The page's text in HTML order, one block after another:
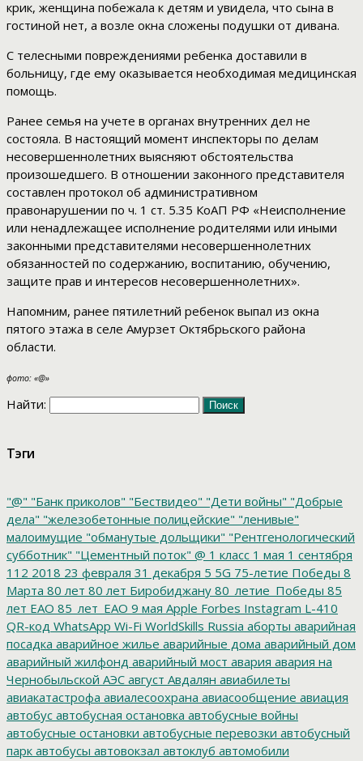
крик, женщина побежала к детям и увидела, что сына в
гостиной нет, а возле окна сложены подушки от дивана.
С телесными повреждениями ребенка доставили в
больницу, где ему оказывается необходимая медицинская
помощь.
Ранее семья на учете в органах внутренних дел не
состояла. В настоящий момент инспекторы по делам
несовершеннолетних выясняют обстоятельства
произошедшего. В отношении законного представителя
составлен протокол об административном
правонарушении по ч. 1 ст. 5.35 КоАП РФ «Неисполнение
или ненадлежащее исполнение родителями или иными
законными представителями несовершеннолетних
обязанностей по содержанию, воспитанию, обучению,
защите прав и интересов несовершеннолетних».
Напомним, ранее пятилетний ребенок выпал из окна
пятого этажа в селе Амурзет Октябрьского района
области.
фото: «@»
Найти:
Тэги
"@" "Банк приколов" "Бествидео" "Дети войны" "Добрые
дела" "железобетонные полицейские" "ленивые"
малоимущие "обманутые дольщики" "Рентгенологический
субботник" "Цементный поток" @ 1 класс 1 мая 1 сентября
112 2018 23 февраля 31 декабря 5 5G 75-летие Победы 8
Марта 80 лет 80 лет Биробиджану 80_летие_Победы 85
лет ЕАО 85_лет_ЕАО 9 мая Apple Forbes Instagram L-410
QR-код WhatsApp Wi-Fi WorldSkills Russia аборты аварийная
посадка аварийное жилье аварийные дома аварийный дом
аварийный жилфонд аварийный мост авария авария на
Чернобыльской АЭС август Авдалян авиабилеты
авиакатастрофа авиалесоохрана авиасообщение авиация
автобус автобусная остановка автобусные войны
автобусные остановки автобусные перевозки автобусный
парк автобусы автовокзал автоклуб автомобили